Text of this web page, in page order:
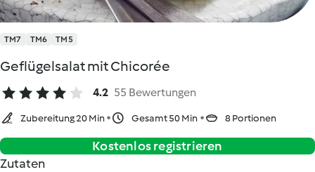
TM7 TM6 TM5
Geflügelsalat mit Chicorée
4.2 55 Bewertungen
Zubereitung 20 Min Gesamt 50 Min 8 Portionen
Kostenlos registrieren
Zutaten